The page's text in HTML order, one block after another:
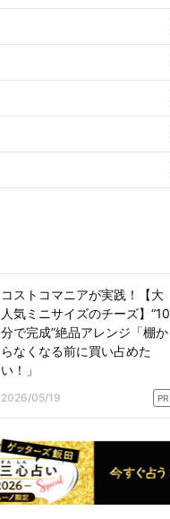
コストコマニアが実践！【大
人気ミニサイズのチーズ】“10
分で完成”絶品アレンジ「棚か
らなくなる前に買い占めた
い！」
2026/05/19 PR